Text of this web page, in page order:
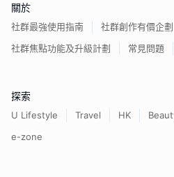
關於
社群最強使用指南
社群創作有價企劃
社群焦點功能及升級計劃
常見問題
探索
U Lifestyle Travel HK
e-zone